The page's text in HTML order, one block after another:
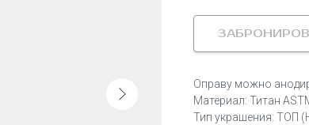
Оправу можно
Материал: Титан
Тип украшения: ТОП